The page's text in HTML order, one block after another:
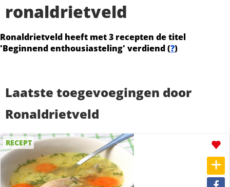
ronaldrietveld
Ronaldrietveld heeft met 3 recepten de titel
'Beginnend enthousiasteling' verdiend (?)
Laatste toegevoegingen door
Ronaldrietveld
RECEPT